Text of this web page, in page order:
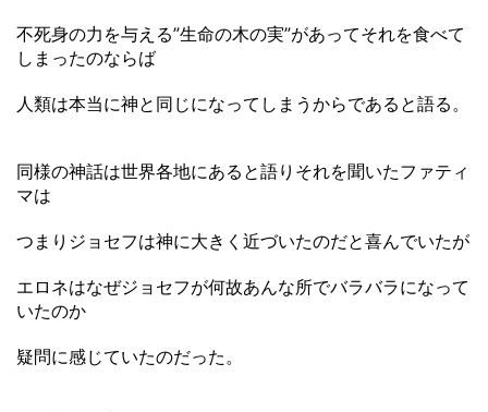
不死身の力を与える”生命の木の実”があってそれを食べて
しまったのならば
人類は本当に神と同じになってしまうからであると語る。
同様の神話は世界各地にあると語りそれを聞いたファティ
マは
つまりジョセフは神に大きく近づいたのだと喜んでいたが
エロネはなぜジョセフが何故あんな所でバラバラになって
いたのか
疑問に感じていたのだった。